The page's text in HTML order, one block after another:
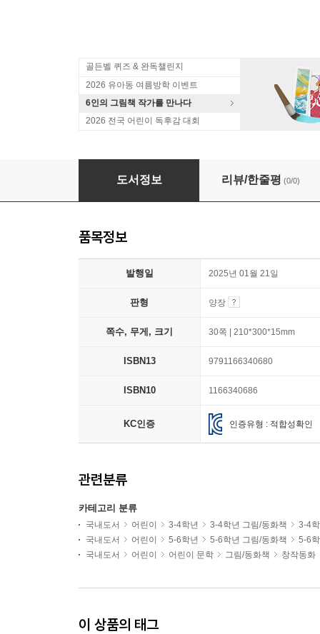
골든벨 퀴즈 & 완독챌린지
2026 유아동 여름방학 이벤트
6인의 그림책 작가를 만나다
2026 전국 어린이 독후감 대회
헤밍웨이와 스노 화이트
도서정보 리뷰/한줄평 (0/0)
품목정보
발행일 2025년 01월 21일
판형 양장
쪽수, 무게, 크기 30쪽 | 210*300*15mm
ISBN13 9791166340680
ISBN10 1166340686
KC인증 인증유형 : 적합성확인
관련분류
카테고리 분류
국내도서 어린이 3-4학년 3-4학년 그림/동화책
3-4
국내도서
어린이 5-6학년 5-6학년 그림/동화책
5-6
국내도서
어린이 어린이 문학 그림/동화책 창작동화
이 상품의 태그